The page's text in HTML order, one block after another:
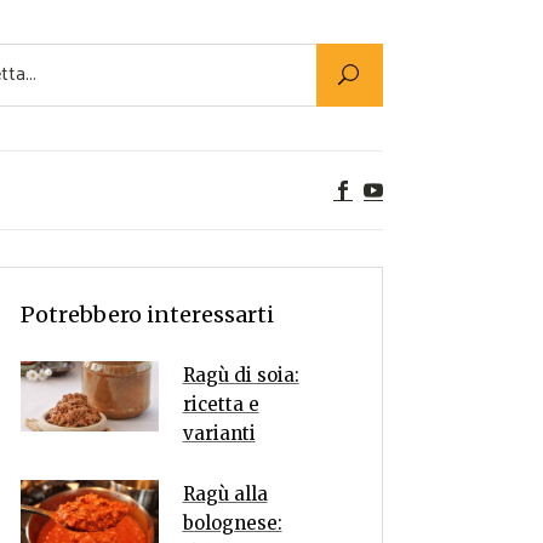
Utility
Alimenti
Rumors
Potrebbero interessarti
Ragù di soia:
ricetta e
varianti
Ragù alla
bolognese: